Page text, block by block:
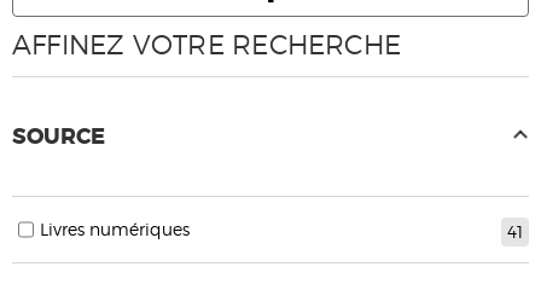
AFFINEZ VOTRE RECHERCHE
SOURCE
41
Livres numériques